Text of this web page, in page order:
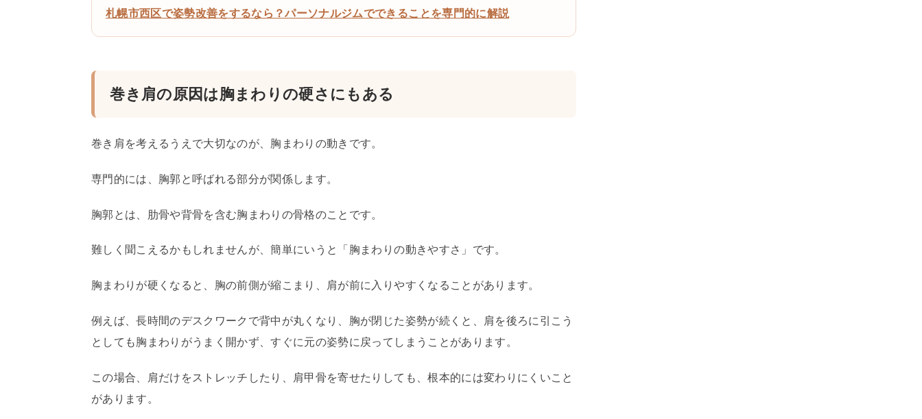
札幌市西区で姿勢改善をするなら？パーソナルジムでできることを専門的に解説
巻き肩の原因は胸まわりの硬さにもある
巻き肩を考えるうえで大切なのが、胸まわりの動きです。
専門的には、胸郭と呼ばれる部分が関係します。
胸郭とは、肋骨や背骨を含む胸まわりの骨格のことです。
難しく聞こえるかもしれませんが、簡単にいうと「胸まわりの動きやすさ」です。
胸まわりが硬くなると、胸の前側が縮こまり、肩が前に入りやすくなることがあります。
例えば、長時間のデスクワークで背中が丸くなり、胸が閉じた姿勢が続くと、肩を後ろに引こう
としても胸まわりがうまく開かず、すぐに元の姿勢に戻ってしまうことがあります。
この場合、肩だけをストレッチしたり、肩甲骨を寄せたりしても、根本的には変わりにくいこと
があります。